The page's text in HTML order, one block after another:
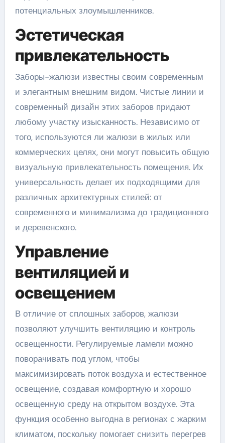
потенциальных злоумышленников.
Эстетическая
привлекательность
Заборы-жалюзи известны своим современным
и элегантным внешним видом. Чистые линии и
современный дизайн этих заборов придают
любому участку изысканность. Независимо от
того, используются ли жалюзи в жилых или
коммерческих целях, они могут повысить общую
визуальную привлекательность помещения. Их
универсальность делает их подходящими для
различных архитектурных стилей: от
современного и минимализма до традиционного
и деревенского.
Управление
вентиляцией и
освещением
В отличие от сплошных заборов, жалюзи
позволяют улучшить вентиляцию и контроль
освещенности. Регулируемые ламели можно
поворачивать под углом, чтобы
максимизировать поток воздуха и естественное
освещение, создавая комфортную и хорошо
освещенную среду на открытом воздухе. Эта
функция особенно выгодна в регионах с жарким
климатом, поскольку помогает снизить перегрев